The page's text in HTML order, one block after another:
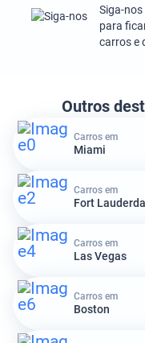
Siga-
para
carros e
Outros
Carros em
Miami
Carros em
Fort
Carros em
Las Vegas
Carros em
Boston